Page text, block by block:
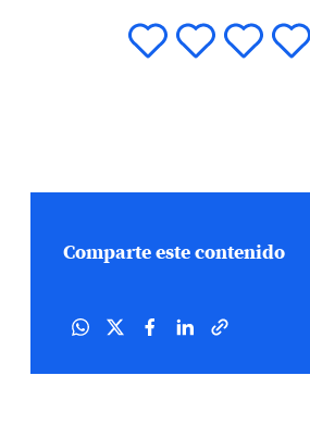
Comparte este contenido